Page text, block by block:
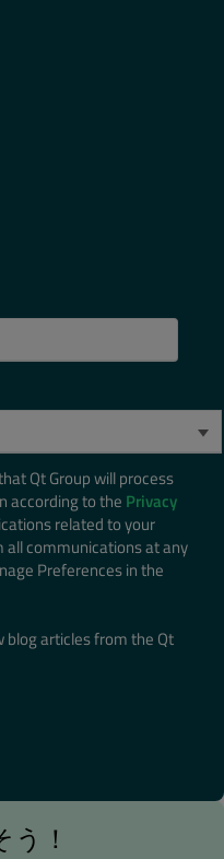
Qt Group will process
according to the Privacy
related to your
all communications at any
Preferences in the
articles from the Qt
！